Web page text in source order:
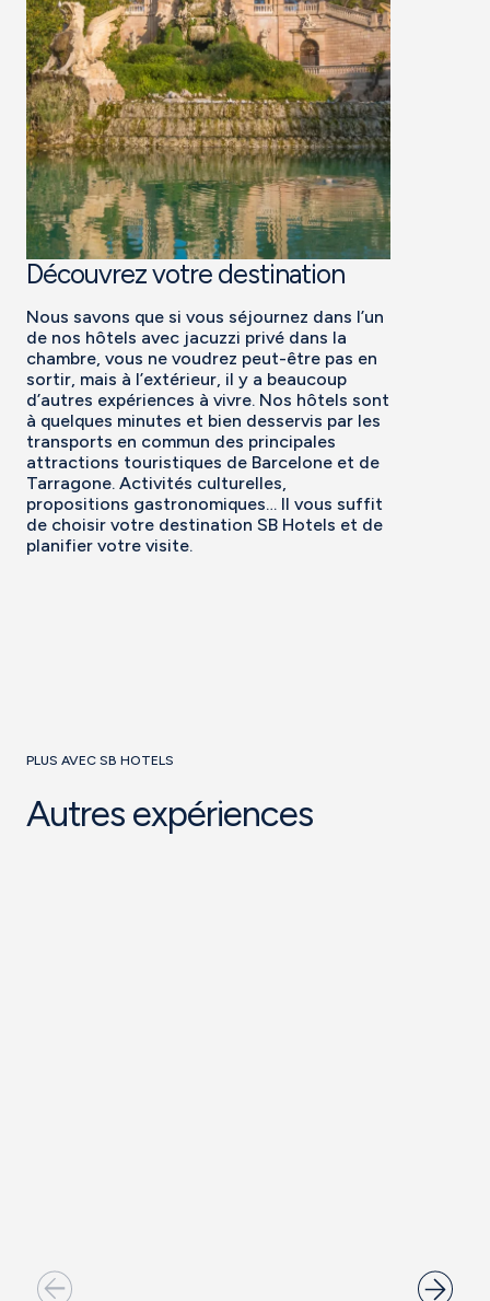
Découvrez votre destination
Nous savons que si vous séjournez dans l’un
de nos hôtels avec jacuzzi privé dans la
chambre, vous ne voudrez peut-être pas en
sortir, mais à l’extérieur, il y a beaucoup
d’autres expériences à vivre. Nos hôtels sont
à quelques minutes et bien desservis par les
transports en commun des principales
attractions touristiques de Barcelone et de
Tarragone. Activités culturelles,
propositions gastronomiques… Il vous suffit
de choisir votre destination SB Hotels et de
planifier votre visite.
PLUS AVEC SB HOTELS
Autres expériences